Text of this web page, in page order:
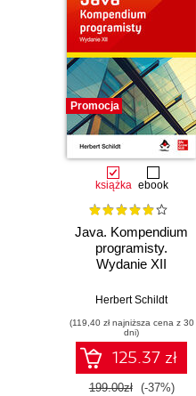
Promocja
książka ebook
Java. Kompendium
programisty.
Wydanie XII
Herbert Schildt
(119,40 zł najniższa cena z 30
dni)
125.37 zł
199.00zł (-37%)